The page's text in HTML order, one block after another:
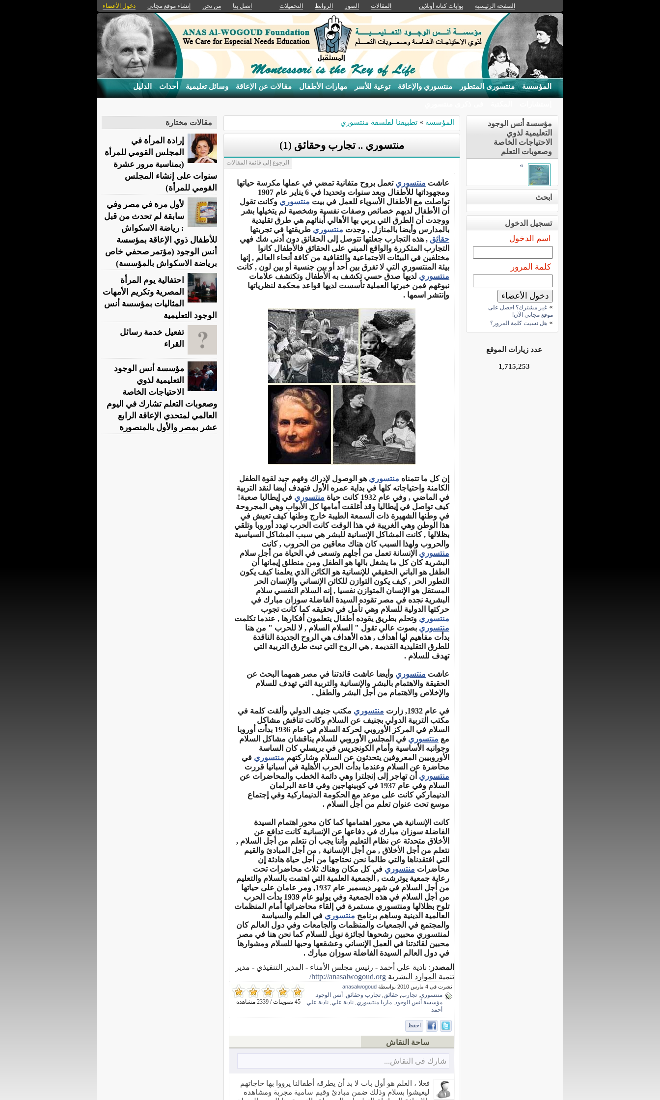
الصفحة الرئيسية بوابات كنانة أونلاين المقالات الصور الروابط التحميلات اتصل بنا من نحن إنشاء موقع مجاني دخول الأعضاء
المؤسسة منتسورى المتطور منتسوري والإعاقة توعية للأسر مهارات الأطفال مقالات عن الإعاقة وسائل تعليمية أحداث الدليل
المؤسسة » تطبيقنا لفلسفة منتسوري
منتسوري .. تجارب وحقائق (1)
الرجوع إلى قائمة المقالات
عاشت منتسوري تعمل بروح متفانية تمضي في عملها مكرسة حياتها
ومجهوداتها للأطفال وبعد سنوات وتحديدا في 6 يناير عام 1907
تواصلت مع الأطفال الأسوياء للعمل في بيت منتسوري وكانت تقول
أن الأطفال لديهم خصائص وصفات نفسية وشخصية لم يتخيلها بشر
ووجدت أن الطرق التي يربي بها الأهالي أبنائهم هي طرق تقليدية
بالمدارس وأيضا بالمنازل , وجدت منتسوري طريقتها في تجربتها
حقائق , هذه التجارب جعلتها تتوصل إلى الحقائق دون أدنى شك فهي
التجارب المتكررة والواقع المبني على الحقائق فالأطفال كانوا
مختلفين في البيئات الاجتماعية والثقافية من كافة أنحاء العالم , إنها
بيئة المنتسوري التي لا تفرق بين أحد أو بين جنسية أو بين لون , كانت
منتسوري لديها صدق حسي تكشف به الأطفال وتكتشف علامات
نبوغهم فمن خبرتها العملية تأسست لديها قواعد محكمة لنظرياتها
وإنتشر اسمها .
إن كل ما تتمناه منتسوري هو الوصول لإدراك وفهم جيد لقوة الطفل
الكامنة واحتياجاته كلها في بداية عمره الأول فتهدف أيضا لنقد التربية
في الماضي , وفي عام 1932 كانت حياة
منتسوري في إيطاليا صعبة!
كيف تواصل في إيطاليا وقد أغلقت أمامها كل الأبواب وهي المجروحة
في وطنها الشهيرة ذات السمعة الطيبة خارج وطنها كيف تعيش في
هذا الوطن وهي الغريبة في هذا الوقت كانت الحرب تهدد أوروبا وتلقي
بظلالها , كانت المشاكل الإنسانية للبشر هي سبب المشاكل السياسية
والحروب ولهذا السبب كان هناك معاقين من الحروب , كانت
منتسوري الإنسانة تعمل من أجلهم وتسعى في الحياة من أجل سلام
البشرية كان كل ما يشغل بالها هو الطفل ومن منطلق إيمانها أن
الطفل هو الباني الحقيقي للإنسانية هو الكائن الذي يعلمنا كيف يكون
التطور الحر , كيف يكون التوازن للكائن الإنساني والإنسان الحر
المستقل هو الإنسان المتوازن نفسيا , إنه السلام النفسي سلام
البشرية نجده في مصر تقوده السيدة الفاضلة سوزان مبارك في
حركتها الدولية للسلام وهي تأمل في تحقيقه كما كانت تجوب
منتسوري وتحلم بطريق يقوده أطفال يتعلمون أفكارها , عندما تكلمت
منتسوري بصوت عالي تقول " السلام السلام , لا للحرب " من هنا
بدأت مفاهيم لها أهداف , هذه الأهداف هي الروح الجديدة الناقدة
للطرق التقليدية القديمة , هي الروح التي تبث طرق التربية التي
تهدف للسلام .
عاشت منتسوري وأيضا عاشت قائدتنا في مصر همهما البحث عن
الحقيقة والاهتمام بالبشر والإنسانية والتربية التي تهدف للسلام
والإخلاص والاهتمام من أجل البشر والطفل .
في عام 1932, زارت منتسوري مكتب جنيف الدولي وألقت كلمة في
مكتب التربية الدولي بجنيف عن السلام وكانت تناقش مشاكل
السلام في المركز الأوروبي لحركة السلام في عام 1936 بدأت أوروبا
مع منتسوري في المجلس الأوروبي للسلام يناقشان مشاكل السلام
وجوانبه الأساسية وأمام الكونجريس في بريسلي كان الساسة
الأوروبيين المعروفين يتحدثون عن السلام وشاركتهم منتسوري في
محاضرة عن السلام وعندما بدأت الحرب الأهلية في أسبانيا قررت
منتسوري أن تهاجر إلى إنجلترا وهي دائمة الخطب والمحاضرات عن
السلام وفي عام 1937 في كوبينهاجين وفي قاعة البرلمان
الدنيماركي كانت على موعد مع الحكومة الدنيماركية وفي إجتماع
موسع تحت عنوان تعلم من أجل السلام .
كانت الإنسانية هي محور اهتمامها كما كان محور اهتمام السيدة
الفاضلة سوزان مبارك في دفاعها عن الإنسانية كانت تدافع عن
الأخلاق متحدثة عن نظام التعليم وأننا يجب أن نتعلم من أجل السلام ,
نتعلم من أجل الأخلاق , من أجل الإنسانية , من أجل المبادئ والقيم
التي افتقدناها والتي طالما نحن نحتاجها من أجل حياة هادئة إن
محاضرات منتسوري في كل مكان وهناك ثلاث محاضرات تحت
رعاية جمعية يوترشت , الجمعية العلمية التي اهتمت بالسلام والتعليم
من أجل السلام في شهر ديسمبر عام 1937, ومر عامان على حياتها
من أجل السلام في هذه الجمعية وفي يوليو عام 1939 بدأت الحرب
تلوح بظلالها ومنتسوري مستمرة في إلقاء محاضراتها أمام المنظمات
العالمية الدينية وساهم برنامج منتسوري في العلم والسياسة
والمجتمع في الجمعيات والمنظمات والجامعات وفي دول العالم كان
لمنتسوري محبين رشحوها لجائزة نوبل للسلام كما نحن هنا في مصر
محبين لقائدتنا في العمل الإنساني وعشقعها وحبها للسلام ومشوارها
في دول العالم السيدة الفاضلة سوزان مبارك .
المصدر : نادية علي أحمد - رئيس مجلس الأمناء - المدير التنفيذي - مدير
تنمية الموارد البشرية http://anasalwogoud.org/
45 تصويتات / 2339 مشاهدة
نشرت فى 4 مارس 2010 بواسطة anasalwogoud
منتسوري تجارب حقائق تجارب وحقائق أنس الوجود
مؤسسة أنس الوجود ماريا منتسوري نادية علي نادية علي
أحمد
احفظ
ساحة النقاش
شارك فى النقاش...
فعلا ، العلم هو أول باب لا بد أن يطرقه أطفالنا يرووا بها حاجاتهم
ليعيشوا بسلام وذلك ضمن مبادئ وقيم سامية مجربة ومشاهده
مؤسسة أنس الوجود
التعليمية لذوي
الاحتياجات الخاصة
وصعوبات التعلم
»
ابحث
تسجيل الدخول
اسم الدخول
كلمة المرور
» غير مشترك؟ احصل على
موقع مجاني الآن!
» هل نسيت كلمة المرور؟
عدد زيارات الموقع
1,715,253
مقالات مختارة
إرادة المرأة في
المجلس القومي للمرأة
(بمناسبة مرور عشرة
سنوات على إنشاء المجلس
القومي للمرأة)
لأول مرة في مصر وفي
سابقة لم تحدث من قبل
: رياضة الاسكواش
للأطفال ذوي الإعاقة بمؤسسة
أنس الوجود (مؤتمر صحفي خاص
برياضة الاسكواش بالمؤسسة)
احتفالية يوم المرأة
المصرية وتكريم الأمهات
المثاليات بمؤسسة أنس
الوجود التعليمية
تفعيل خدمة رسائل
القراء
مؤسسة أنس الوجود
التعليمية لذوي
الاحتياجات الخاصة
وصعوبات التعلم تشارك في اليوم
العالمي لمتحدي الإعاقة الرابع
عشر بمصر والأول بالمنصورة